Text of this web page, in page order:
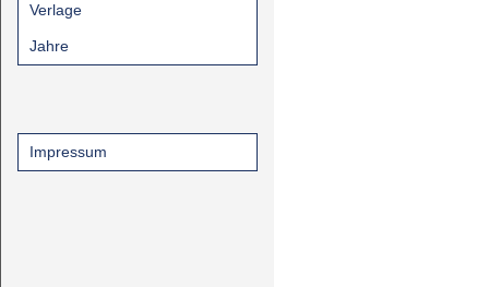
Verlage
Jahre
Impressum